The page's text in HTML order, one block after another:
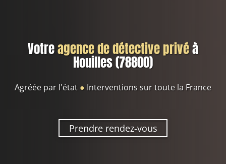
Votreagence de détective privéà
Houilles (78800)
Agréée par l'état ● Interventions sur toute la France
Prendre rendez-vous